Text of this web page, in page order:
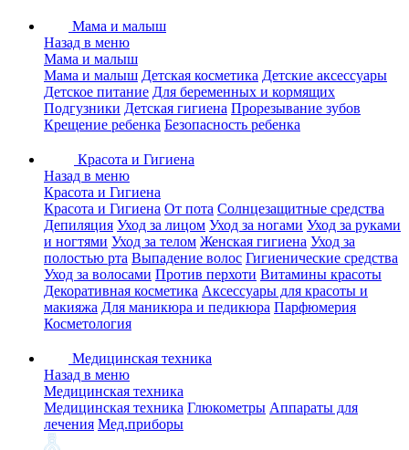
Мама и малыш
Назад в меню
Мама и малыш
Мама и малыш Детская косметика Детские аксессуары
Детское питание Для беременных и кормящих
Подгузники Детская гигиена Прорезывание зубов
Крещение ребенка Безопасность ребенка
Красота и Гигиена
Назад в меню
Красота и Гигиена
Красота и Гигиена От пота Солнцезащитные средства
Депиляция Уход за лицом Уход за ногами Уход за руками
и ногтями Уход за телом Женская гигиена Уход за
полостью рта Выпадение волос Гигиенические средства
Уход за волосами Против перхоти Витамины красоты
Декоративная косметика Аксессуары для красоты и
макияжа Для маникюра и педикюра Парфюмерия
Косметология
Медицинская техника
Назад в меню
Медицинская техника
Медицинская техника Глюкометры Аппараты для
лечения Мед.приборы